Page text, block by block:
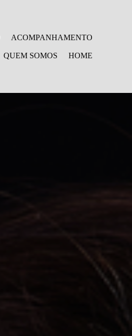
ACOMPANHAMENTO
QUEM SOMOS HOME